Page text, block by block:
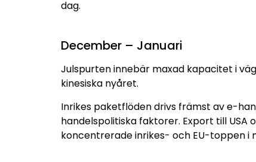
dag.
December – Januari
Julspurten innebär maxad kapacitet i
kinesiska nyåret.
Inrikes paketflöden drivs främst av e-
handelspolitiska faktorer. Export till
koncentrerade inrikes- och EU-toppen i